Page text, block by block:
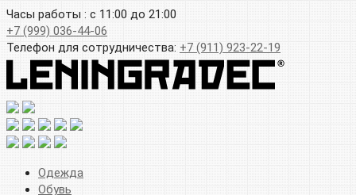
Часы работы : с 11:00 до 21:00
+7 (999) 036-44-06
Телефон для сотрудничества: +7 (911) 923-22-19
Одежда
Обувь